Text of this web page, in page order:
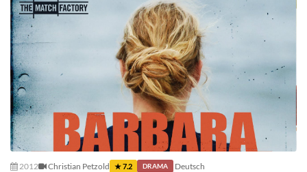
2012 Christian Petzold ★ 7.2 DRAMA Deutsch